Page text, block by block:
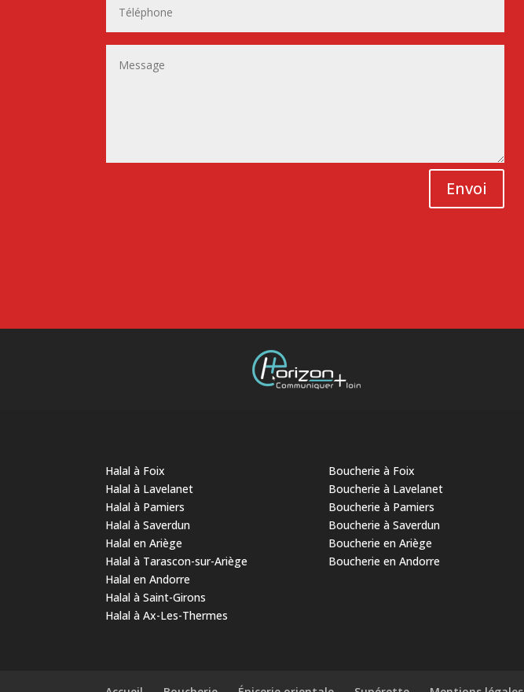
Envoi
Halal à Foix
Halal à Lavelanet
Halal à Pamiers
Halal à Saverdun
Halal en Ariège
Halal à Tarascon-sur-Ariège
Halal en Andorre
Halal à Saint-Girons
Halal à Ax-Les-Thermes
Boucherie à Foix
Boucherie à Lavelanet
Boucherie à Pamiers
Boucherie à Saverdun
Boucherie en Ariège
Boucherie en Andorre